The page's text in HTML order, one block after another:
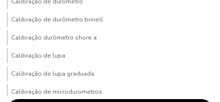
Calibração de durômetro brinell
Calibração durômetro shore a
Calibração de lupa
Calibração de lupa graduada
Calibração de microdurometros